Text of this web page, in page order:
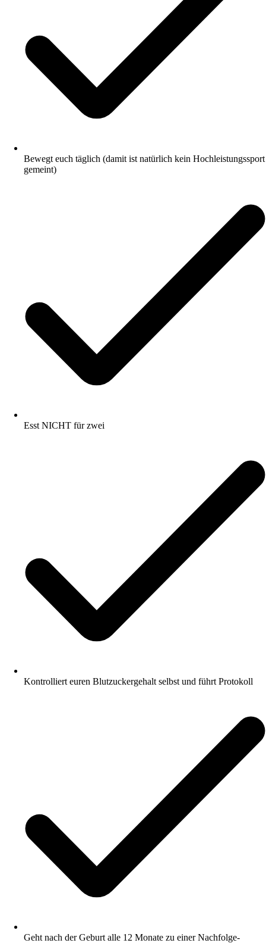
Bewegt euch täglich (damit ist natürlich kein Hochleistungssport
gemeint)
Esst NICHT für zwei
Kontrolliert euren Blutzuckergehalt selbst und führt Protokoll
Geht nach der Geburt alle 12 Monate zu einer Nachfolge-